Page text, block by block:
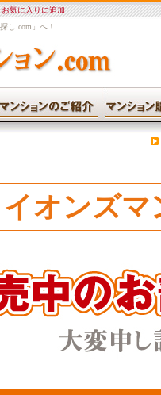
お気に入りに追加
し.com」へ！
イオンズマ